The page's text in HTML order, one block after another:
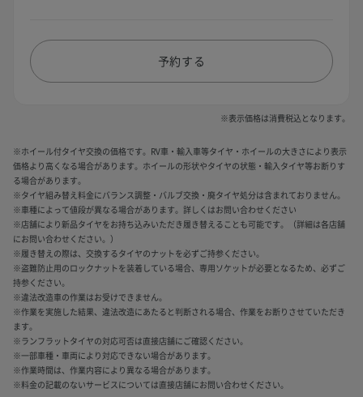
予約する
※表示価格は消費税込となります。
※ホイール付タイヤ交換の価格です。RV車・輸入車等タイヤ・ホイールの大きさにより表示
価格より高くなる場合があります。ホイールの形状やタイヤの状態・輸入タイヤ等お断りす
る場合があります。
※タイヤ組み替え料金にバランス調整・バルブ交換・廃タイヤ処分は含まれておりません。
※車種によって値段が異なる場合があります。詳しくはお問い合わせください
※店舗により新品タイヤをお持ち込みいただき履き替えることも可能です。（詳細は各店舗
にお問い合わせください。）
※履き替えの際は、交換するタイヤのナットを必ずご持参ください。
※盗難防止用のロックナットを装着している場合、専用ソケットが必要となるため、必ずご
持参ください。
※違法改造車の作業はお受けできません。
※作業を実施した結果、違法改造にあたると判断される場合、作業をお断りさせていただき
ます。
※ランフラットタイヤの対応可否は直接店舗にご確認ください。
※一部車種・車両により対応できない場合があります。
※作業時間は、作業内容により異なる場合があります。
※料金の記載のないサービスについては直接店舗にお問い合わせください。